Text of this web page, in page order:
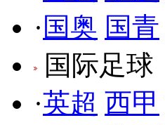
· 国奥 国青
国际足球
·英超 西甲